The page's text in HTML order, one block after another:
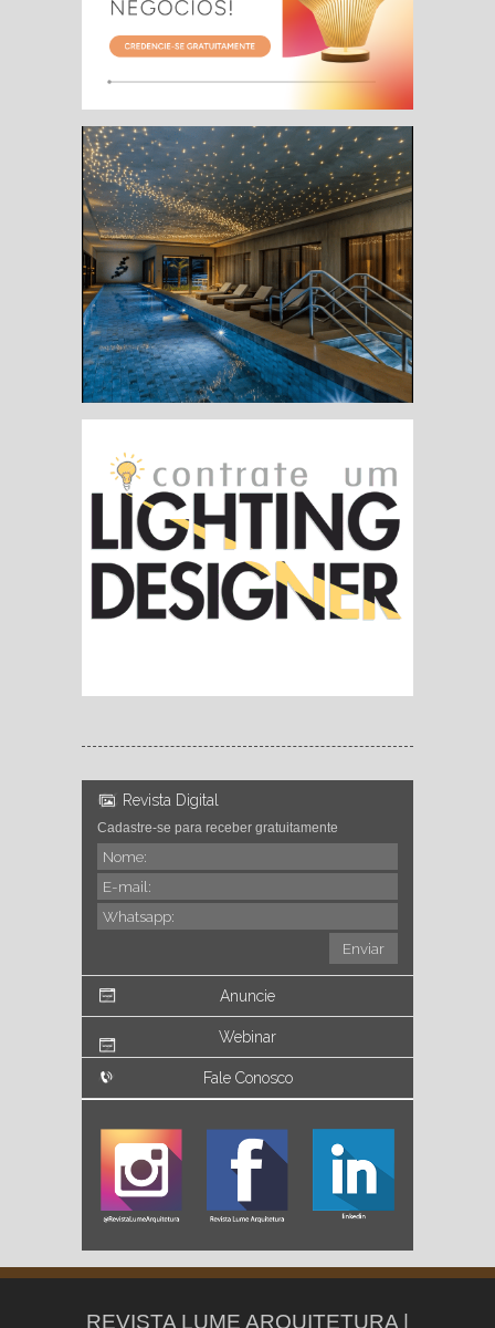
Revista Digital
Cadastre-se para receber gratuitamente
Anuncie
Webinar
Fale Conosco
REVISTA LUME ARQUITETURA |